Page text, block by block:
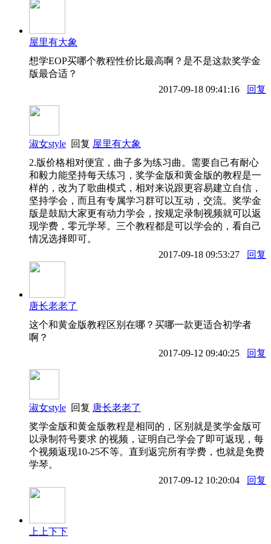
屋里有大象
想学EOP买哪个教程性价比最高啊？是不是这款奖学金
版最合适？
2017-09-18 09:41:16
回复
淑女style 回复 屋里有大象
2.版价格相对便宜，曲子多为练习曲。需要自己有耐心
和毅力能坚持每天练习，奖学金版和黄金版的教程是一
样的，改为了歌曲模式，相对来说跟更容易建立自信，
坚持学会，而且有专属学习群可以互动，交流。奖学金
版是鼓励大家更有动力学会，按规定录制视频就可以返
现学费，零元学琴。三个教程都是可以学会的，看自己
情况选择即可。
2017-09-18 09:53:27
回复
唐长老老了
这个和黄金版教程区别在哪？买哪一款更适合初学者
啊？
2017-09-12 09:40:25
回复
淑女style 回复 唐长老老了
奖学金版和黄金版教程是相同的，区别就是奖学金版可
以录制符号要求 的视频，证明自己学会了即可返现，每
个视频返现10-25不等。直到返完所有学费，也就是免费
学琴。
2017-09-12 10:20:04
回复
上上下下